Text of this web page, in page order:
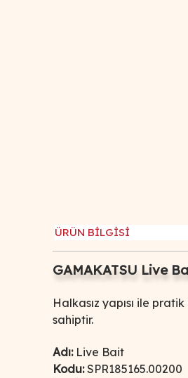
ÜRÜN BİLGİSİ
GAMAKATSU Live
Halkasız yapısı ile
sahiptir.
Adı:Live Bait
Kodu:SPR185165.00200